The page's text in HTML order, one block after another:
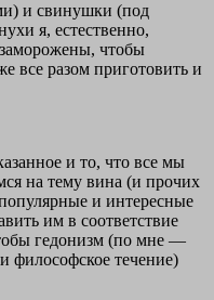
и свинушки (под
я, естественно,
чтобы
все разом приготовить и
и то, что все мы
на тему вина (и прочих
и интересные
им в соответствие
гедонизм (по мне —
философское течение)